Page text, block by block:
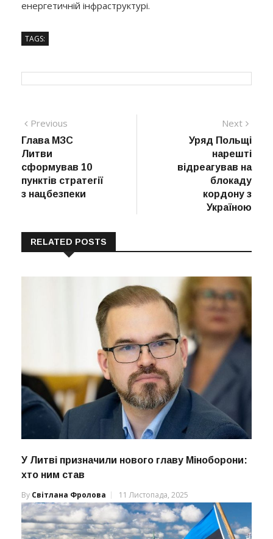
енергетичній інфраструктурі.
TAGS:
Навігація
записів
Previous
post:
Глава МЗС
Литви
сформував 10
пунктів стратегії
з нацбезпеки
Next
post:
Уряд Польщі
нарешті
відреагував на
блокаду
кордону з
Україною
RELATED POSTS
У Литві призначили нового главу Міноборони:
хто ним став
By Світлана Фролова 11 Листопада, 2025